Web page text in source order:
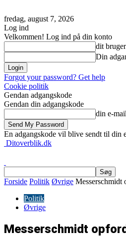
fredag, august 7, 2026
Log ind
Velkommen! Log ind på din konto
dit
Din
Forgot your password? Get help
Cookie politik
Gendan adgangskode
Gendan din adgangskode
din e-mail
En adgangskode vil blive sendt til din
Ditoverblik.dk
Forside Politik Øvrige Messerschmidt
Politik
Øvrige
Messerschmidt